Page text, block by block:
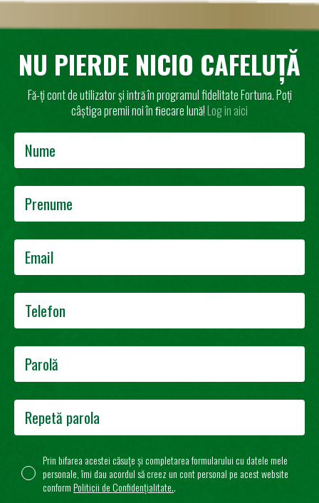
NU PIERDE NICIO CAFELUȚĂ
Fă-ți cont de utilizator și intră în programul fidelitate Fortuna. Poți
câștiga premii noi în ﬁecare lună!Log in aici
Prin bifarea acestei căsuțe și completarea formularului cu datele mele
personale, îmi dau acordul să creez un cont personal pe acest website
conformPoliticii de Confidențialitate..